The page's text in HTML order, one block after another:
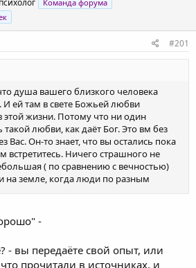
Команда форума
#201
душа вашего близкого человека
И ей там в свете Божьей любви
жизни. Потому что ни один
любви, как даёт Бог. Это вм без
Вас. Он-то знает, что вы остались пока
встретитесь. Ничего страшного не
( по сравнению с вечностью)
на земле, когда люди по разным
и скучают друг по другу, им друг
и потому там ушедшим
что ощущают люди, у которых
-
- вы передаёте свой опыт, или
прочитали в источниках, и